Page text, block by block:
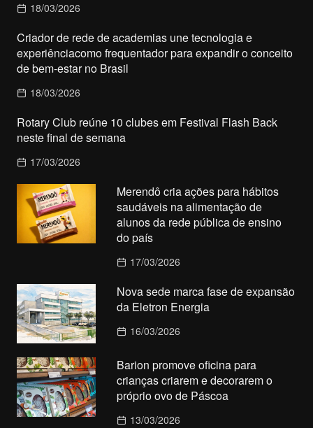
18/03/2026
Criador de rede de academias une tecnologia e
experiênciacomo frequentador para expandir o conceito
de bem-estar no Brasil
18/03/2026
Rotary Club reúne 10 clubes em Festival Flash Back
neste final de semana
17/03/2026
Merendô cria ações para hábitos
saudáveis na alimentação de
alunos da rede pública de ensino
do país
17/03/2026
Nova sede marca fase de expansão
da Eletron Energia
16/03/2026
Barion promove oficina para
crianças criarem e decorarem o
próprio ovo de Páscoa
13/03/2026